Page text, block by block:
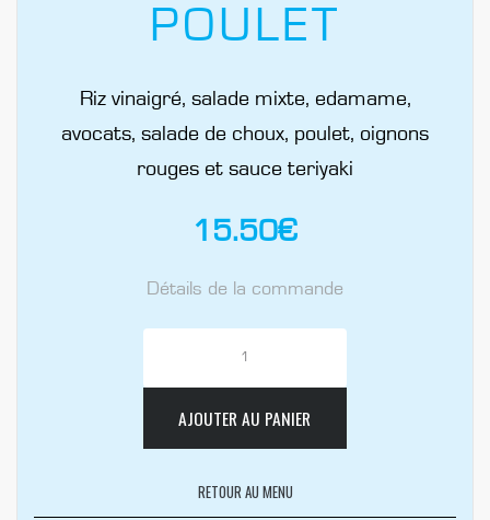
POULET
Riz vinaigré, salade mixte, edamame,
avocats, salade de choux, poulet, oignons
rouges et sauce teriyaki
15.50€
Détails de la commande
AJOUTER AU PANIER
RETOUR AU MENU